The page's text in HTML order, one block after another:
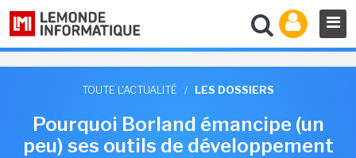
TOUTE L'ACTUALITÉ / LES DOSSIERS
Pourquoi Borland émancipe (un
peu) ses outils de développement